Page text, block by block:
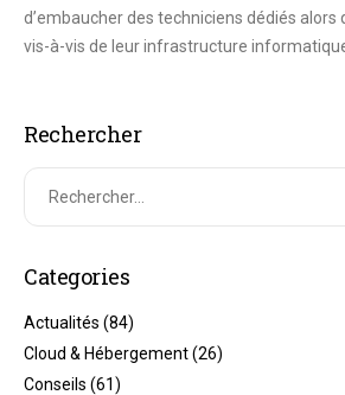
d’embaucher des techniciens dédiés alors
vis-à-vis de leur infrastructure
Rechercher
Categories
Actualités (84)
Cloud & Hébergement(26)
Conseils (61)